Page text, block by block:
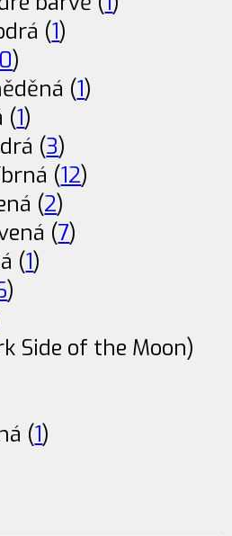
(1)
)
(1)
(1)
(3)
(12)
(2)
(7)
(1)
)
Side of the Moon)
(1)